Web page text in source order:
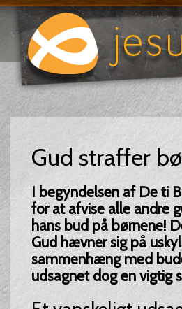
Gud straffer
I begyndelsen af De ti
for at afvise alle andre
hans bud på børnene!
Gud hævner sig på
sammenhæng med
udsagnet dog en vigtig